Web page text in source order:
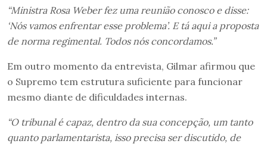
“Ministra Rosa Weber fez uma reunião conosco e disse:
‘Nós vamos enfrentar esse problema’. E tá aqui a proposta
de norma regimental. Todos nós concordamos.”
Em outro momento da entrevista, Gilmar afirmou que
o Supremo tem estrutura suficiente para funcionar
mesmo diante de dificuldades internas.
“O tribunal é capaz, dentro da sua concepção, um tanto
quanto parlamentarista, isso precisa ser discutido, de